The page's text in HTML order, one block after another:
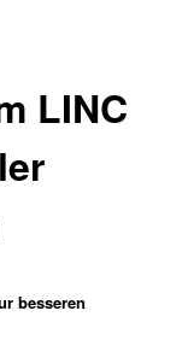
LINC
besseren